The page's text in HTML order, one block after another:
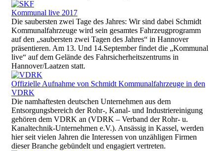
Kommunal live 2017
Die saubersten zwei Tage des Jahres: Wir sind dabei Schmidt
Kommunalfahrzeuge wird sein gesamtes Fahrzeugprogramm
auf den „saubersten zwei Tagen des Jahres“ in Hannover
präsentieren. Am 13. Und 14.September findet die „Kommunal
live“ auf dem Gelände des Fahrsicherheitszentrums in
Hannover/Laatzen statt.
Offizielle Aufnahme von Schmidt Kommunalfahrzeuge in den
VDRK
Die namhaftesten deutschen Unternehmen aus dem
Entsorgungsbereich der Rohr-, Kanal- und Industriereinigung
gehören dem VDRK an (VDRK – Verband der Rohr- u.
Kanaltechnik-Unternehmen e.V.). Ansässig in Kassel, werden
hier seit vielen Jahren die Interessen von unzähligen Firmen
dieser Branche gebündelt und engagiert vertreten.